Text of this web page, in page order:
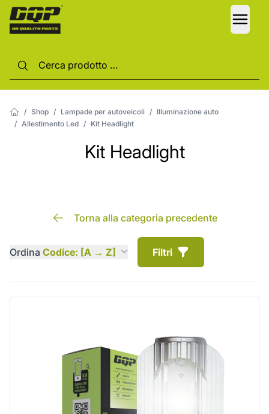
/ Shop / Lampade per autoveicoli / Illuminazione auto
/ Allestimento Led / Kit Headlight
Kit Headlight
Torna alla categoria precedente
Ordina Codice: [A → Z] Filtri